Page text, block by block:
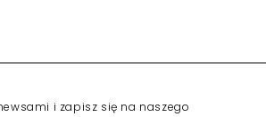
i zapisz się na naszego